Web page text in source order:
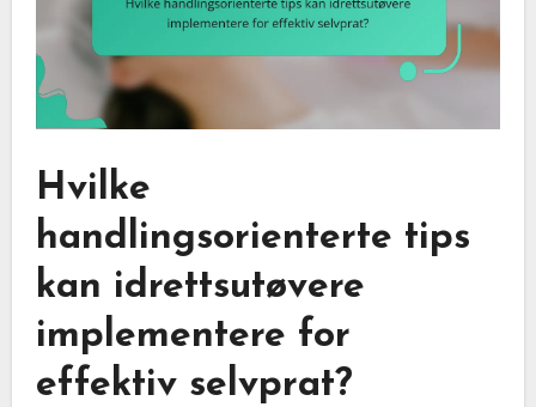
Hvilke
handlingsorienterte tips
kan idrettsutøvere
implementere for
effektiv selvprat?